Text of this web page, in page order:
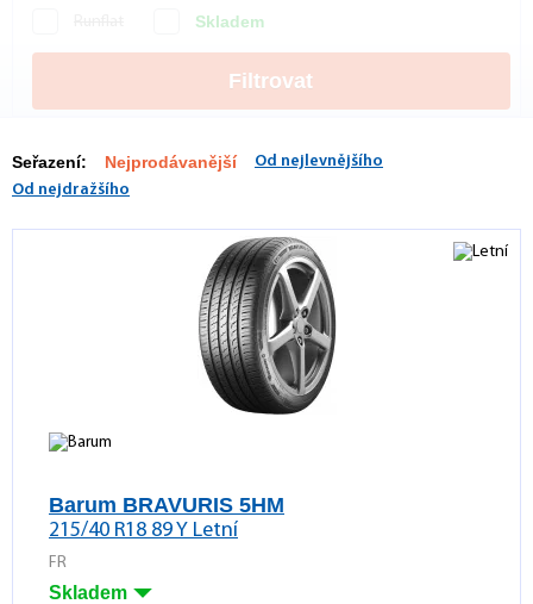
Skladem
Filtrovat
Seřazení: Nejprodávanější
Od nejlevnějšího
Od nejdražšího
Barum BRAVURIS 5HM
215/40 R18 89 Y Letní
FR
Skladem